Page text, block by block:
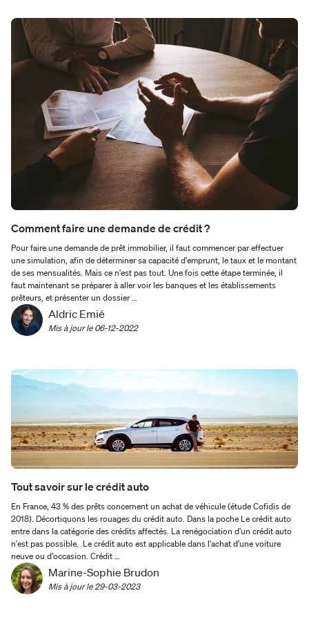
Comment faire une demande de crédit ?
Pour faire une demande de prêt immobilier, il faut commencer par effectuer
une simulation, afin de déterminer sa capacité d'emprunt, le taux et le montant
de ses mensualités. Mais ce n'est pas tout. Une fois cette étape terminée, il
faut maintenant se préparer à aller voir les banques et les établissements
prêteurs, et présenter un dossier …
Aldric Emié
Mis à jour le 06-12-2022
Tout savoir sur le crédit auto
En France, 43 % des prêts concernent un achat de véhicule (étude Cofidis de
2018). Décortiquons les rouages du crédit auto. Dans la poche Le crédit auto
entre dans la catégorie des crédits affectés. La renégociation d'un crédit auto
n'est pas possible. Le crédit auto est applicable dans l'achat d'une voiture
neuve ou d'occasion. Crédit …
Marine-Sophie Brudon
Mis à jour le 29-03-2023